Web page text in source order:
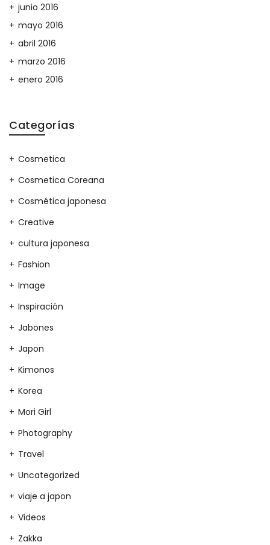
junio 2016
mayo 2016
abril 2016
marzo 2016
enero 2016
Categorías
Cosmetica
Cosmetica Coreana
Cosmética japonesa
Creative
cultura japonesa
Fashion
Image
Inspiración
Jabones
Japon
Kimonos
Korea
Mori Girl
Photography
Travel
Uncategorized
viaje a japon
Videos
Zakka